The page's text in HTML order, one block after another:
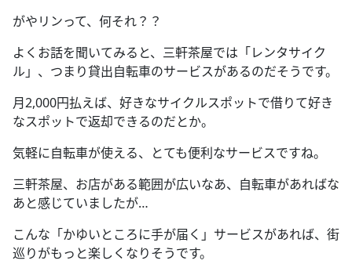
がやリンって、何それ？？
よくお話を聞いてみると、三軒茶屋では「レンタサイク
ル」、つまり貸出自転車のサービスがあるのだそうです。
月2,000円払えば、好きなサイクルスポットで借りて好き
なスポットで返却できるのだとか。
気軽に自転車が使える、とても便利なサービスですね。
三軒茶屋、お店がある範囲が広いなあ、自転車があればな
あと感じていましたが…
こんな「かゆいところに手が届く」サービスがあれば、街
巡りがもっと楽しくなりそうです。